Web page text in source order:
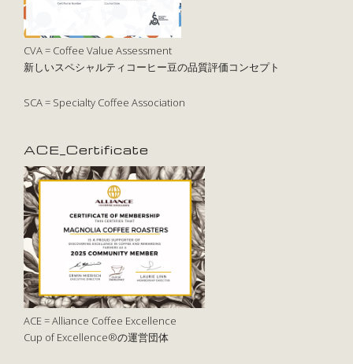
CVA = Coffee Value Assessment
新しいスペシャルティコーヒー豆の品質評価コンセプト
SCA = Specialty Coffee Association
ACE_Certificate
ACE = Alliance Coffee Excellence
Cup of Excellence®の運営団体